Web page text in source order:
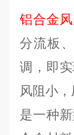
铝合金
分流板
调，即
风阻小，
是一种